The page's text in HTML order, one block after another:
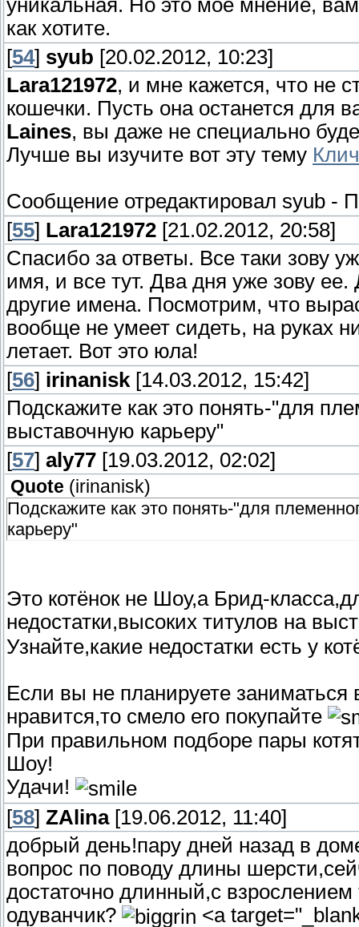
уникальная. Но это мое мнение, вам
как хотите.
[54] syub [20.02.2012, 10:23]
Lara121972, и мне кажется, что не
кошечки. Пусть она останется для
Laines, вы даже не специально
Лучше вы изучите вот эту тему
Сообщение отредактировал syub -
[55] Lara121972 [21.02.2012, 20:58]
Спасибо за ответы. Все таки зову
имя, и все тут. Два дня уже зову
другие имена. Посмотрим, что
вообще не умеет сидеть, на руках
летает. Вот это юла!
[56] irinanisk [14.03.2012, 15:42]
Подскажите как это понять-"для
выставочную карьеру"
[57] aly77 [19.03.2012, 02:02]
Quote (irinanisk)
Подскажите как это понять-"для
карьеру"
Это котёнок не Шоу,а Брид-
недостатки,высоких титулов на
Узнайте,какие недостатки есть у
Если вы не планируете
нравится,то смело его покупайте
При правильном подборе пары
Шоу!
Удачи!
[58] ZAlina[19.06.2012, 11:40]
добрый день!пару дней назад в
вопрос по поводу длины
достаточно длинный,с взрослением
одуванчик?
<a